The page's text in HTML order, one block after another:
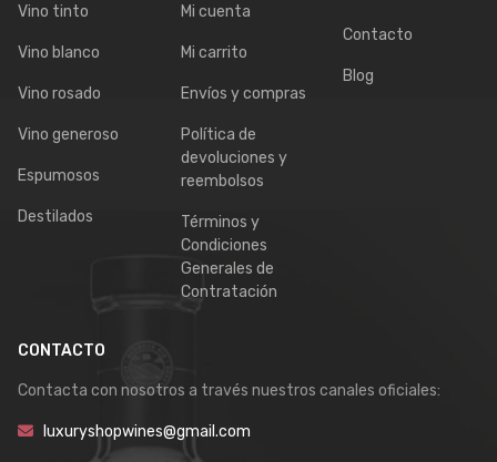
Vino tinto
Vino blanco
Vino rosado
Vino generoso
Espumosos
Destilados
Mi cuenta
Mi carrito
Envíos y compras
Política de
devoluciones y
reembolsos
Términos y
Condiciones
Generales de
Contratación
Contacto
Blog
CONTACTO
Contacta con nosotros a través nuestros canales oficiales:
luxuryshopwines@gmail.com